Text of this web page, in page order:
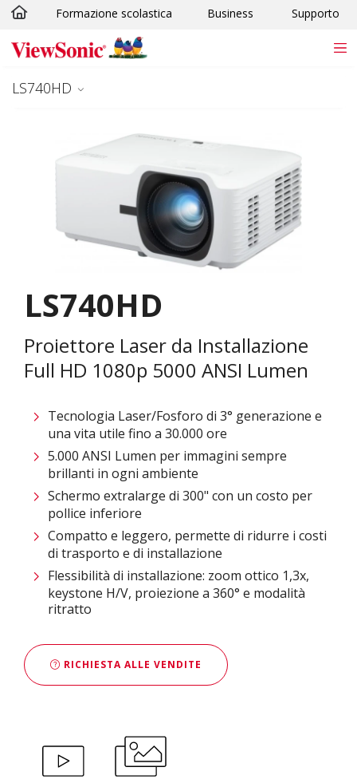
Skip to main content
Formazione scolastica Business Supporto
LS740HD
LS740HD
Proiettore Laser da Installazione
Full HD 1080p 5000 ANSI Lumen
Tecnologia Laser/Fosforo di 3° generazione e
una vita utile fino a 30.000 ore
5.000 ANSI Lumen per immagini sempre
brillanti in ogni ambiente
Schermo extralarge di 300" con un costo per
pollice inferiore
Compatto e leggero, permette di ridurre i costi
di trasporto e di installazione
Flessibilità di installazione: zoom ottico 1,3x,
keystone H/V, proiezione a 360° e modalità
ritratto
RICHIESTA ALLE VENDITE